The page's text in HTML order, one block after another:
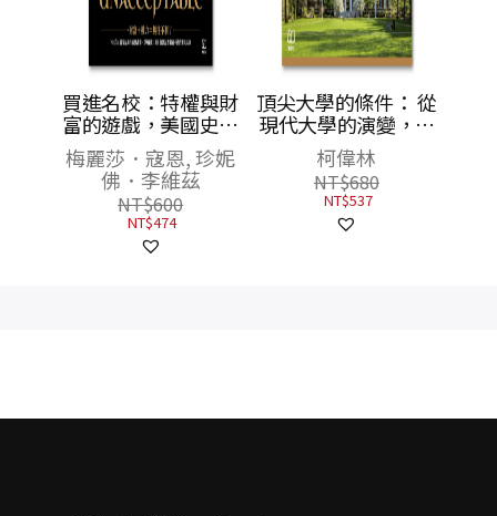
頂尖大學的條件： 從
現代大學的演變，洞
見教育卓越的關鍵
柯偉林
NT$680
NT$537